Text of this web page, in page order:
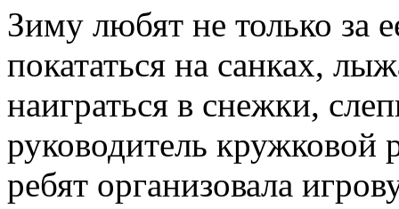
Зиму любят не только за
покататься на санках,
наиграться в снежки,
руководитель
ребят организовала